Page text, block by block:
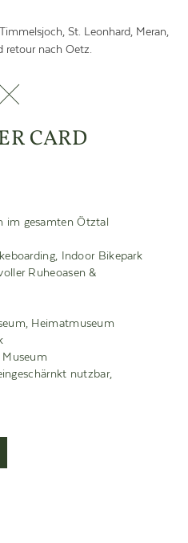
CARD
im gesamten Ötztal
Indoor Bikepark
Ruheoasen &
Heimatmuseum
nutzbar,
St. Leonhard, Meran,
retour nach Oetz.
JÄGER
Oetz